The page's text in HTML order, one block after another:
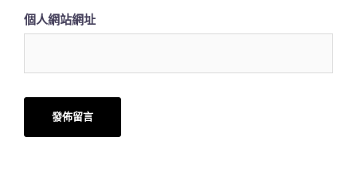
個人網站網址